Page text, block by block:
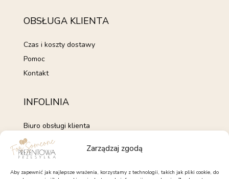
Zarządzaj zgodą
Aby zapewnić jak najlepsze wrażenia, korzystamy z technologii, takich jak pliki cookie, do
OBSŁUGA KLIENTA
Czas i koszty dostawy
Pomoc
Kontakt
INFOLINIA
Biuro obsługi klienta
+48 735 843 843
pon. - pt. 7:00 - 15:00
kontakt@forsomeone.pl